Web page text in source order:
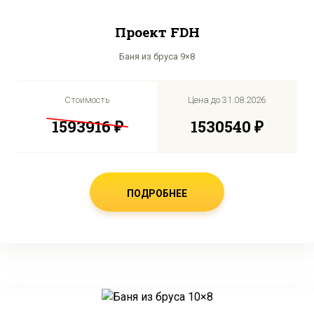
Проект FDH
Баня из бруса 9×8
Стоимость
1593916 ₽
Цена до 31.08.2026
1530540 ₽
ПОДРОБНЕЕ